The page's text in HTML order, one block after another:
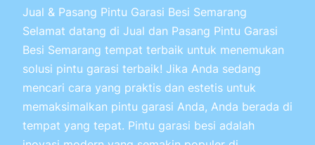
Jual & Pasang Pintu Garasi Besi Semarang
Selamat datang di Jual dan Pasang Pintu Garasi
Besi Semarang tempat terbaik untuk menemukan
solusi pintu garasi terbaik! Jika Anda sedang
mencari cara yang praktis dan estetis untuk
memaksimalkan pintu garasi Anda, Anda berada di
tempat yang tepat. Pintu garasi besi adalah